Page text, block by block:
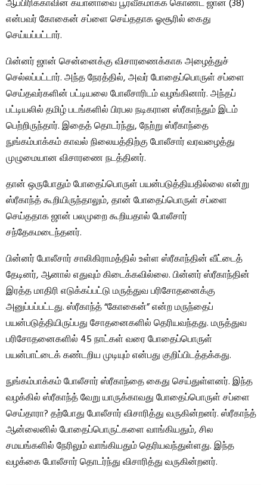
ஆப்பிரிக்காவின் கயானாவை பூர்வீகமாகக் கொண்ட ஜான் (38)
என்பவர் கோகைன் சப்ளை செய்ததாக ஓசூரில் கைது
செய்யப்பட்டார்.
பின்னர் ஜான் சென்னைக்கு விசாரணைக்காக அழைத்துச்
செல்லப்பட்டார். அந்த நேரத்தில், அவர் போதைப்பொருள் சப்ளை
செய்தவர்களின் பட்டியலை போலீசாரிடம் வழங்கினார். அந்தப்
பட்டியலில் தமிழ் படங்களில் பிரபல நடிகரான ஸ்ரீகாந்தும் இடம்
பெற்றிருந்தார். இதைத் தொடர்ந்து, நேற்று ஸ்ரீகாந்தை
நுங்கம்பாக்கம் காவல் நிலையத்திற்கு போலீசார் வரவழைத்து
முழுமையான விசாரணை நடத்தினர்.
தான் ஒருபோதும் போதைப்பொருள் பயன்படுத்தியதில்லை என்று
ஸ்ரீகாந்த் கூறியிருந்தாலும், தான் போதைப்பொருள் சப்ளை
செய்ததாக ஜான் பலமுறை கூறியதால் போலீசார்
சந்தேகமடைந்தனர்.
பின்னர் போலீசார் சாலிகிராமத்தில் உள்ள ஸ்ரீகாந்தின் வீட்டைத்
தேடினர், ஆனால் எதுவும் கிடைக்கவில்லை. பின்னர் ஸ்ரீகாந்தின்
இரத்த மாதிரி எடுக்கப்பட்டு மருத்துவ பரிசோதனைக்கு
அனுப்பப்பட்டது. ஸ்ரீகாந்த் “கோகைன்” என்ற மருந்தைப்
பயன்படுத்தியிருப்பது சோதனைகளில் தெரியவந்தது. மருத்துவ
பரிசோதனைகளில் 45 நாட்கள் வரை போதைப்பொருள்
பயன்பாட்டைக் கண்டறிய முடியும் என்பது குறிப்பிடத்தக்கது.
நுங்கம்பாக்கம் போலீசார் ஸ்ரீகாந்தை கைது செய்துள்ளனர். இந்த
வழக்கில் ஸ்ரீகாந்த் வேறு யாருக்காவது போதைப்பொருள் சப்ளை
செய்தாரா? தற்போது போலீசார் விசாரித்து வருகின்றனர். ஸ்ரீகாந்த்
ஆன்லைனில் போதைப்பொருட்களை வாங்கியதும், சில
சமயங்களில் நேரிலும் வாங்கியதும் தெரியவந்துள்ளது. இந்த
வழக்கை போலீசார் தொடர்ந்து விசாரித்து வருகின்றனர்.